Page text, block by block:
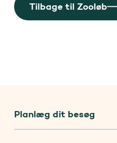
Tilbage til Zooløb
Planlæg dit besøg